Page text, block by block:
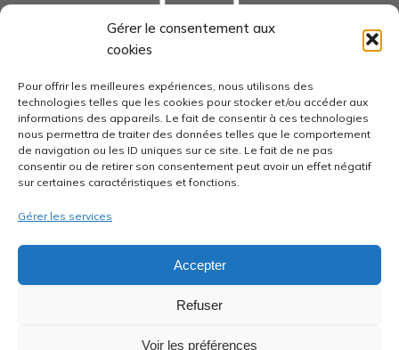
Gérer le consentement aux
cookies
Pour offrir les meilleures expériences, nous utilisons des
technologies telles que les cookies pour stocker et/ou accéder aux
informations des appareils. Le fait de consentir à ces technologies
nous permettra de traiter des données telles que le comportement
de navigation ou les ID uniques sur ce site. Le fait de ne pas
consentir ou de retirer son consentement peut avoir un effet négatif
sur certaines caractéristiques et fonctions.
Gérer les services
Accepter
Refuser
Voir les préférences
economie-pays-loudunais.fr
pays-loudunais.fr